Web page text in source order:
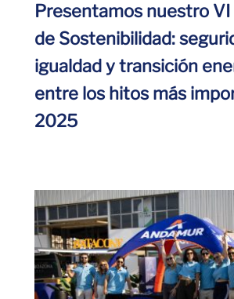
Presentamos nuestro
de Sostenibilidad:
igualdad y transición
entre los hitos más
2025